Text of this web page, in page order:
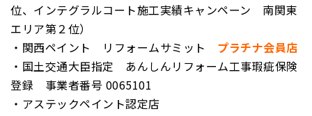
位、インテグラルコート施工実績キャンペーン 南関東
エリア第２位）
・関西ペイント リフォームサミット プラチナ会員店
・国土交通大臣指定 あんしんリフォーム工事瑕疵保険
登録 事業者番号 0065101
・アステックペイント認定店